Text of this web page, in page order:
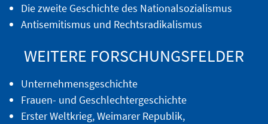
Die zweite Geschichte des Nationalsozialismus
Antisemitismus und Rechtsradikalismus
WEITERE FORSCHUNGSFELDER
Unternehmensgeschichte
Frauen- und Geschlechtergeschichte
Erster Weltkrieg, Weimarer Republik,